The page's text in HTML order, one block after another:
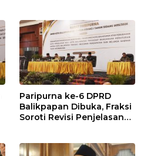
Paripurna ke-6 DPRD
Balikpapan Dibuka, Fraksi
Soroti Revisi Penjelasan